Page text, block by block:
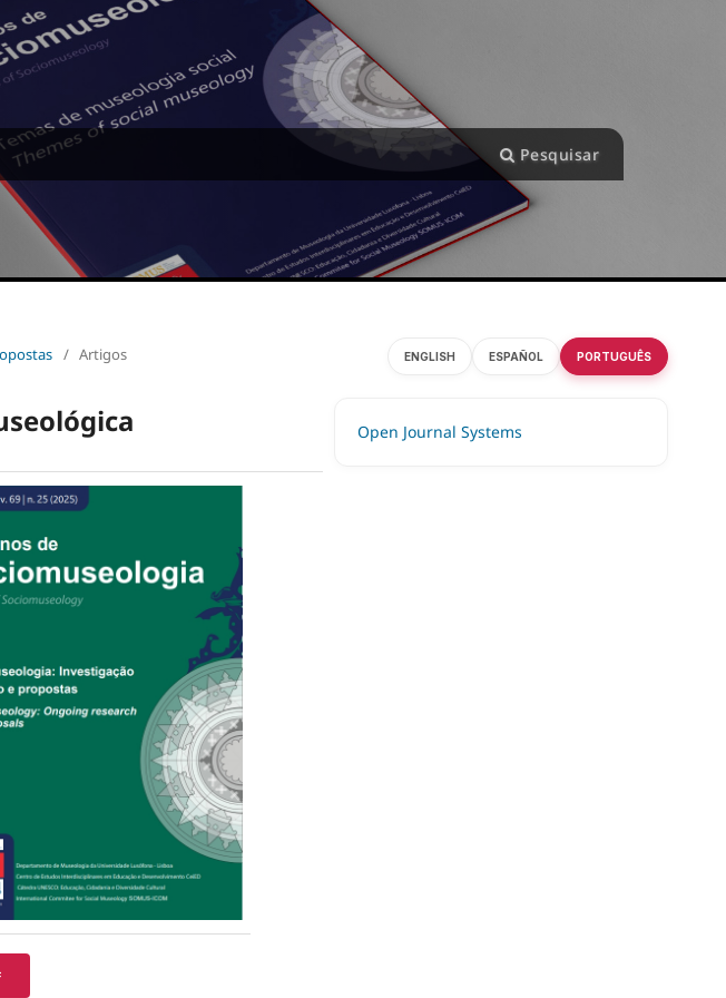
Pesquisar
/ Artigos ENGLISH ESPAÑOL PORTUGUÊS
Open Journal Systems